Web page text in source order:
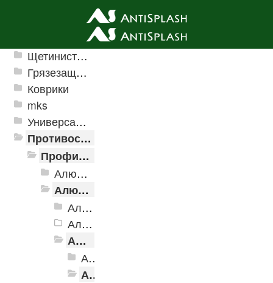
Ячеистые грязезащитные покрытия
Щетинистые покрытия
Грязезащитные, влаговпитывающие покрытия
Коврики
mks
Универсальные модульные покрытия
Противоскользящая защита для лестниц, профили, ленты
Профили алюминиевые с резиновой вставкой
Алюминиевая полоса с резиновыми вставками
Алюминиевый угол-порог с резиновой вставкой
Алюминиевый угол-порог АУ-38, 38x20 мм
Алюминиевый угол-порог АУ-42 Евро, 2500мм
Алюминиевый угол-порог АУ-42, 42x23 мм
Алюминиевый угол-порог АУ-42, 42x23 мм, Без покрытия
Алюминиевый угол-порог АУ-42, 42x23 мм, Анодированные